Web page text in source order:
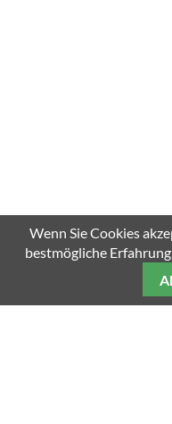
Wenn Sie Cookies
bestmögliche